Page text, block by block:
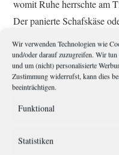
Wir verwenden Technologien wie
und/oder darauf zuzugreifen. Wir
und um (nicht) personalisierte
Zustimmung widerrufst, kann dies
beeinträchtigen.
Funktional
Statistiken
womit Ruhe herrschte am
Der panierte Schafskäse
Ziegenkäse.
„Hast du schon
wär’s mit dem Braten?
Franz-Josef saß
unbeweglich und
jener Möglichkeit